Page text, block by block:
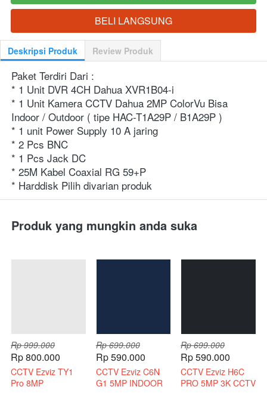
`BELI LANGSUNG
Deskripsi Produk Review Produk
Paket Terdiri Dari :
* 1 Unit DVR 4CH Dahua XVR1B04-i
* 1 Unit Kamera CCTV Dahua 2MP ColorVu Bisa
Indoor / Outdoor ( tipe HAC-T1A29P / B1A29P )
* 1 unit Power Supply 10 A jaring
* 2 Pcs BNC
* 1 Pcs Jack DC
* 25M Kabel Coaxial RG 59+P
* Harddisk Pilih divarian produk
Produk yang mungkin anda suka
Rp 999.000
Rp 800.000
CCTV Ezviz TY1
Pro 8MP
Rp 699.000
Rp 590.000
CCTV Ezviz C6N
G1 5MP INDOOR
Rp 699.000
Rp 590.000
CCTV Ezviz H6C
PRO 5MP 3K CCTV